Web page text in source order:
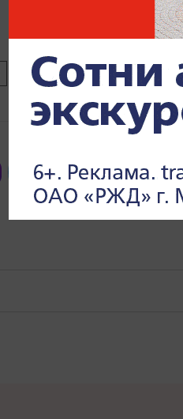
МИРОВАЯ ЭКОНОМИКА